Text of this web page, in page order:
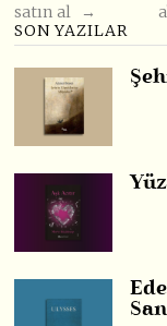
satın al →
SON YAZILAR